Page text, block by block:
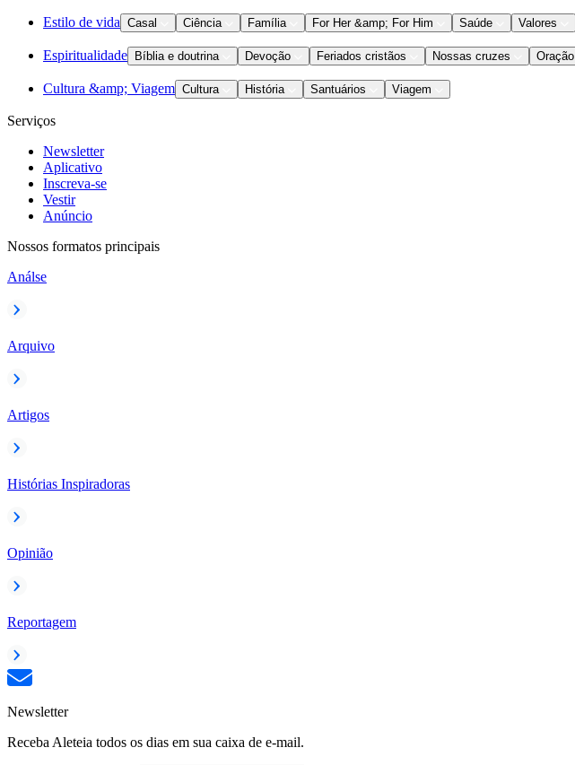
Estilo de vida Casal Ciência Família For Her &amp; For Him Saúde Valores
Espiritualidade Bíblia e doutrina Devoção Feriados cristãos Nossas cruzes Oração
Cultura &amp; Viagem Cultura História Santuários Viagem
Serviços
Newsletter
Aplicativo
Inscreva-se
Vestir
Anúncio
Nossos formatos principais
Análse
Arquivo
Artigos
Histórias Inspiradoras
Opinião
Reportagem
Newsletter
Receba Aleteia todos os dias em sua caixa de e-mail.